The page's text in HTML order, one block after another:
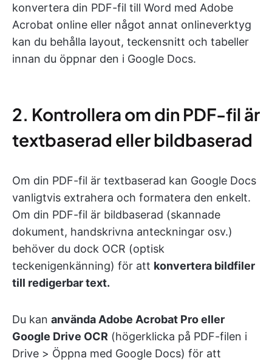
konvertera din PDF-fil till Word med Adobe
Acrobat online eller något annat onlineverktyg
kan du behålla layout, teckensnitt och tabeller
innan du öppnar den i Google Docs.
2. Kontrollera om din PDF-fil är
textbaserad eller bildbaserad
Om din PDF-fil är textbaserad kan Google Docs
vanligtvis extrahera och formatera den enkelt.
Om din PDF-fil är bildbaserad (skannade
dokument, handskrivna anteckningar osv.)
behöver du dock OCR (optisk
teckenigenkänning) för att konvertera bildfiler
till redigerbar text.
Du kan använda Adobe Acrobat Pro eller
Google Drive OCR (högerklicka på PDF-filen i
Drive > Öppna med Google Docs) för att